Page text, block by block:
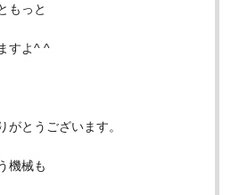
もっと
すよ^ ^
がとうございます。
機械も